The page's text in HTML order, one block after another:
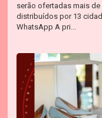
serão ofertadas mais
distribuídos por 13
WhatsApp A pri...